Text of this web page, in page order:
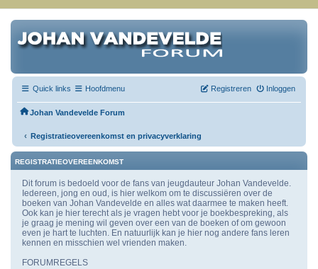
Quick links Hoofdmenu Inloggen
Registreren
Johan Vandevelde Forum
‹ Registratieovereenkomst en privacyverklaring
REGISTRATIEOVEREENKOMST
Dit forum is bedoeld voor de fans van jeugdauteur Johan Vandevelde.
Iedereen, jong en oud, is hier welkom om te discussiëren over de
boeken van Johan Vandevelde en alles wat daarmee te maken heeft.
Ook kan je hier terecht als je vragen hebt voor je boekbespreking, als
je graag je mening wil geven over een van de boeken of om gewoon
even je hart te luchten. En natuurlijk kan je hier nog andere fans leren
kennen en misschien wel vrienden maken.
FORUMREGELS